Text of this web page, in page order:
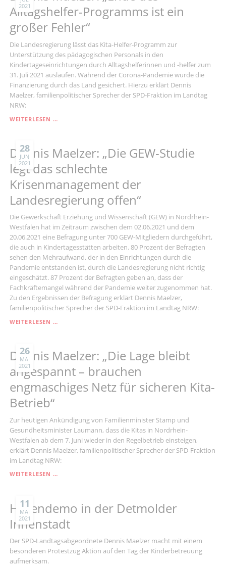
KITAS
BRAUCHEN
WIR
DAS
ALLTAGSHELFERPROGRAMM"
2021
Alltagshelfer-Programms ist ein
großer Fehler“
Die Landesregierung lässt das Kita-Helfer-Programm zur
Unterstützung des pädagogischen Personals in den
Kindertageseinrichtungen durch Alltagshelferinnen und -helfer zum
31. Juli 2021 auslaufen. Während der Corona-Pandemie wurde die
Finanzierung durch das Land gesichert. Hierzu erklärt Dennis
Maelzer, familienpolitischer Sprecher der SPD-Fraktion im Landtag
NRW:
WEITERLESEN …
ALLTAGSHELFER-
PROGRAMMS
IST
EIN
GROSSER F
EHLER“
28
JUN
2021
Dennis Maelzer: „Die GEW-Studie
legt das schlechte
Krisenmanagement der
Landesregierung offen“
Die Gewerkschaft Erziehung und Wissenschaft (GEW) in Nordrhein-
Westfalen hat im Zeitraum zwischen dem 02.06.2021 und dem
20.06.2021 eine Befragung unter 700 GEW-Mitgliedern durchgeführt,
die auch in Kindertagesstätten arbeiten. 80 Prozent der Befragten
sehen den Mehraufwand, der in den Einrichtungen durch die
Pandemie entstanden ist, durch die Landesregierung nicht richtig
eingeschätzt. 87 Prozent der Befragten geben an, dass der
Fachkräftemangel während der Pandemie weiter zugenommen hat.
Zu den Ergebnissen der Befragung erklärt Dennis Maelzer,
familienpolitischer Sprecher der SPD-Fraktion im Landtag NRW:
WEITERLESEN …DENNIS
STUDIE
DAS
SCHLECHTE
KRISENMANAGEMENT
OFFEN“
26
MAI
2021
Dennis Maelzer: „Die Lage bleibt
angespannt – brauchen
engmaschiges Netz für sicheren Kita-
Betrieb“
Zur heutigen Ankündigung von Familienminister Stamp und
Gesundheitsminister Laumann, dass die Kitas in Nordrhein-
Westfalen ab dem 7. Juni wieder in den Regelbetrieb einsteigen,
erklärt Dennis Maelzer, familienpolitischer Sprecher der SPD-Fraktion
im Landtag NRW:
WEITERLESEN …DENNIS
BLEIBT
ANGESPANNT
–
BRAUCHEN
ENGMASCHIGES
NETZ
11
MAI
2021
Hasendemo in der Detmolder
Innenstadt
Der SPD-Landtagsabgeordnete Dennis Maelzer macht mit einem
besonderen Protestzug Aktion auf den Tag der Kinderbetreuung
aufmerksam.